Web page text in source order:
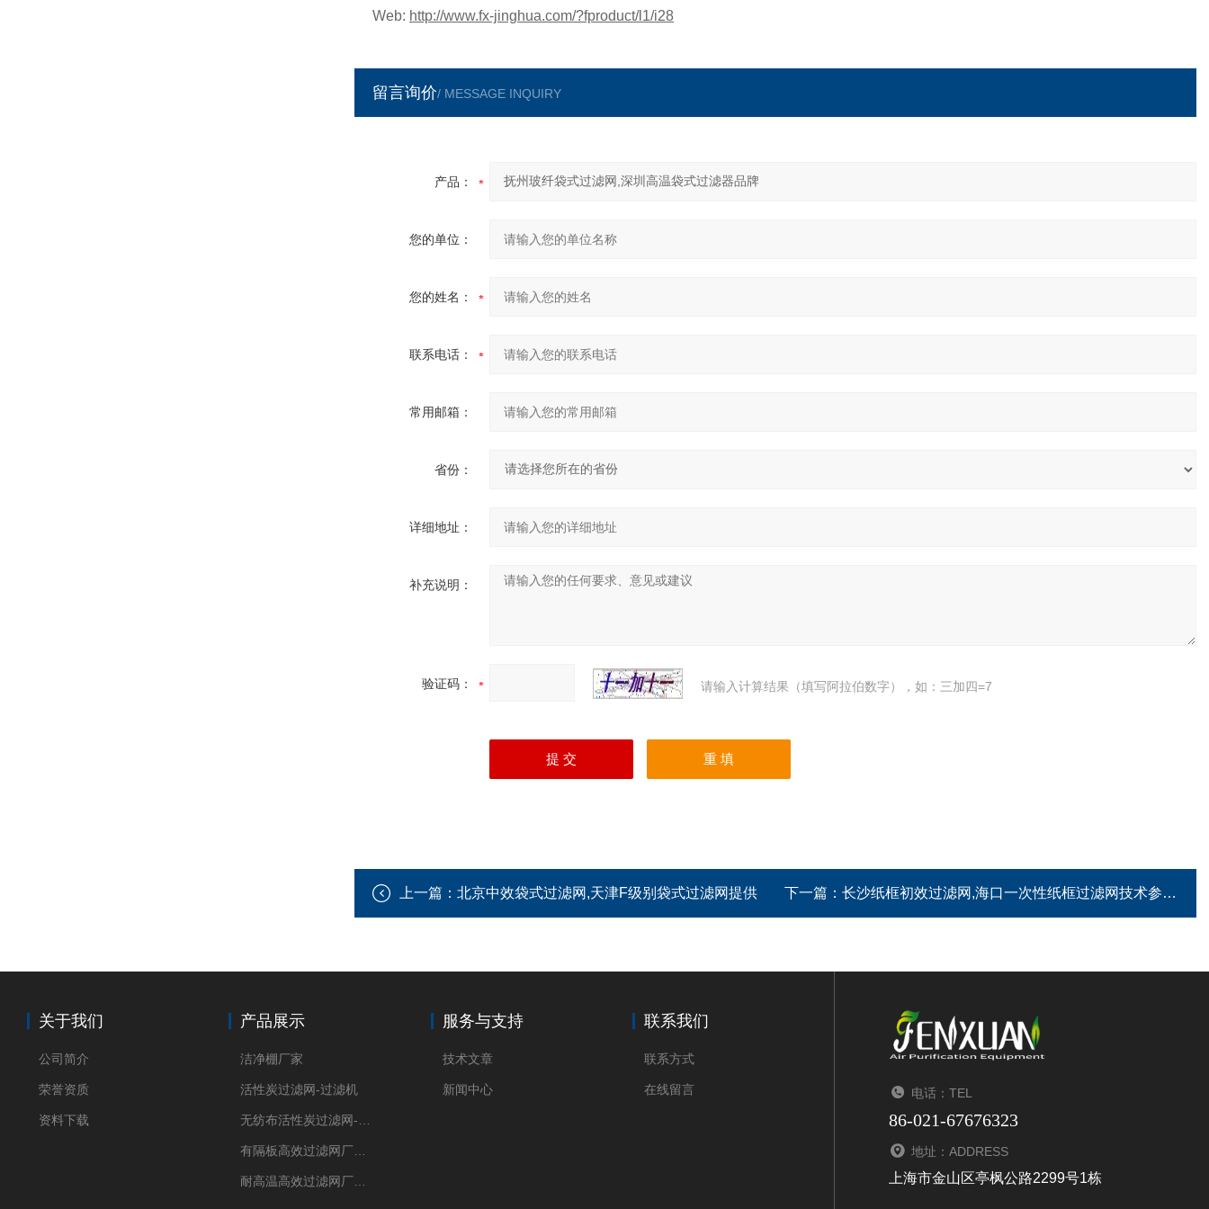
Web: http://www.fx-jinghua.com/?fproduct/l1/i28
留言询价/ MESSAGE INQUIRY
产品：
您的单位：
您的姓名：
联系电话：
常用邮箱：
省份：
详细地址：
补充说明：
验证码： 请输入计算结果（填写阿拉伯数字），如：三加四=7
上一篇： 北京中效袋式过滤网,天津F级别袋式过滤网提供 下一篇： 长沙纸框初效过滤网,海口一次性纸框过滤网技术参数
关于我们
公司简介
荣誉资质
资料下载
产品展示
洁净棚厂家
活性炭过滤网-过滤机
无纺布活性炭过滤网-过滤机
有隔板高效过滤网厂家 高效过滤器
耐高温高效过滤网厂家 高效过滤器
服务与支持
技术文章
新闻中心
联系我们
联系方式
在线留言 电话：TEL
86-021-67676323
地址：ADDRESS
上海市金山区亭枫公路2299号1栋